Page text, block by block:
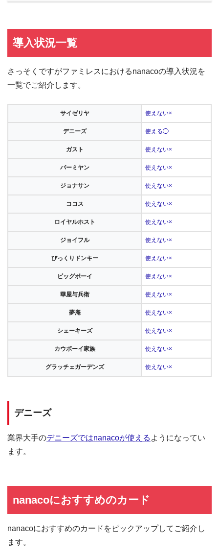
導入状況一覧
さっそくですがファミレスにおけるnanacoの導入状況を
一覧でご紹介します。
サイゼリヤ 使えない×
デニーズ 使える◯
ガスト 使えない×
バーミヤン 使えない×
ジョナサン 使えない×
ココス 使えない×
ロイヤルホスト 使えない×
ジョイフル 使えない×
びっくりドンキー 使えない×
ビッグボーイ 使えない×
華屋与兵衛 使えない×
夢庵 使えない×
シェーキーズ 使えない×
カウボーイ家族 使えない×
グラッチェガーデンズ 使えない×
デニーズ
業界大手のデニーズではnanacoが使える ようになってい
ます。
nanacoにおすすめのカード
nanacoにおすすめのカードをピックアップしてご紹介し
ます。